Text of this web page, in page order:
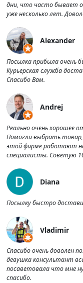
дни, что часто бывает
уже несколько лет.
Alexander
Посылка прибыла очень
Курьерская служба
Спасибо Вам.
Andrej
Реально очень хорошее
Помогли выбрать товар,
этой фирме работают
специалисты. Советую
Diana
Посылку быстро
Vladimir
Спасибо очень доволен
девушка консультант
посаветовала что мне
спасибо.